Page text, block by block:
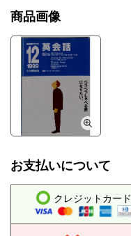
商品画像
お支払いについて
クレジットカード